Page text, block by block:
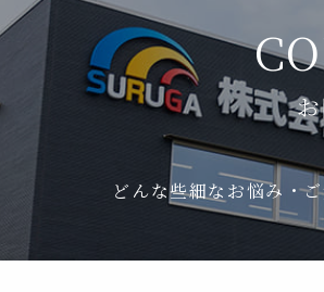
どんな些細なお悩み・